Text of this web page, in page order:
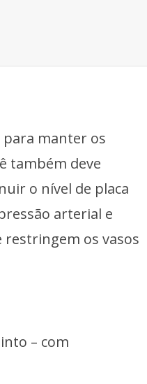
para manter os
também deve
o nível de placa
arterial e
os vasos
– com